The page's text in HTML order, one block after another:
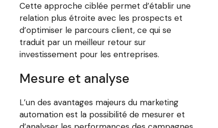
Cette approche ciblée permet d’établir une
relation plus étroite avec les prospects et
d’optimiser le parcours client, ce qui se
traduit par un meilleur retour sur
investissement pour les entreprises.
Mesure et analyse
L’un des avantages majeurs du marketing
automation est la possibilité de mesurer et